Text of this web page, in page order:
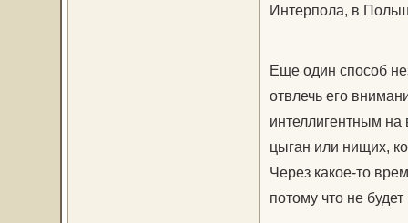
Интерпола, в
Еще один способ
отвлечь его
интеллигентным
цыган или нищих,
Через какое-то
потому что не